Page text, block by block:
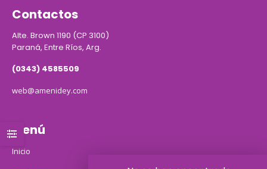
Contactos
Alte. Brown 1190 (CP 3100)
Paraná, Entre Ríos, Arg.
(0343) 4585509
web@amenidey.com
Menú
Inicio